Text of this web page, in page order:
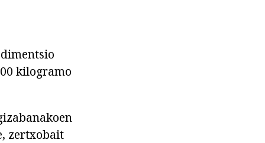
kilogramo
zertxobait